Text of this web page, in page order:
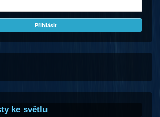
ke světlu